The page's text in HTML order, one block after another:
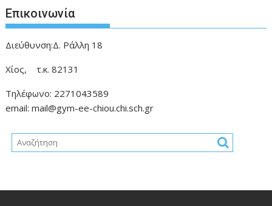
Επικοινωνία
Διεύθυνση:Δ. Ράλλη 18
Χίος, τ.κ. 82131
Τηλέφωνο: 2271043589
email: mail@gym-ee-chiou.chi.sch.gr